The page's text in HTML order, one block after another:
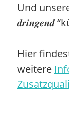
Und
𝒅𝒓𝒊𝒏𝒈𝒆𝒏𝒅
Hier
weitere